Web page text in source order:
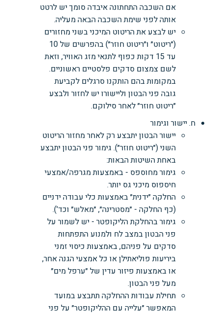
אם השכבה התחתונה איבדה סומך יש לרטט
אותה לפני שימת השכבה הבאה מעליה.
יש לבצע את הריטוט המיכני בשני מחזורים
(״ריטוט״ ו״ריטוט חוזר״) בהפרשים של 10
עד 15 דקות כפוף לתנאי מזג האוויר, וזאת
לשם צמצום סדקים פלסטיים ראשוניים.
במקומות בהם הותקנו סרגלים לקביעת
גובה פני הבטון וליישורו יש לחזור ולבצע
״ריטוט חוזר״ לאחר סילוקם.
ח. יישור וגימור
יישור הבטון יתבצע רק לאחר מחזור הריטוט
השני (״ריטוט חוזר״). גימור פני הבטון יתבצע
באחת השיטות הבאות:
גימור מחוספס - באמצעות מגרפה/אמצעי
חיספוס מיכני גס יותר.
החלקה ״ידנית״ באמצעות כלי עבודה ידניים
(כף החלקה - ״מסטרינה״, ״מאלש״ וכד').
גימור בהחלקת הליקופטר - יש לשמור על
פני הבטון במצב לח ולמנוע התפתחות
סדקים על פניהם, באמצעות כיסוי זמני
ביריעות פוליאתילן או כל אמצעי הגנה אחר,
או באמצעות פיזור עדין של ״ערפל מים״
מעל פני הבטון.
תחילת עבודות ההחלקה תתבצע במועד
המאפשר ״עלייה עם ההליקופטר״ על פני